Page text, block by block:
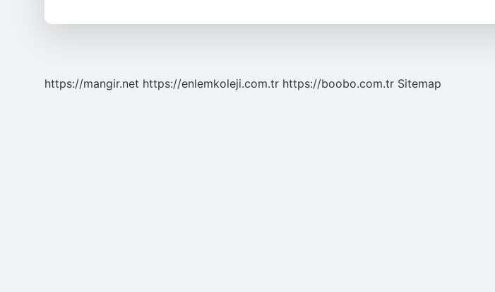
https://mangir.net https://enlemkoleji.com.tr https://boobo.com.tr Sitemap